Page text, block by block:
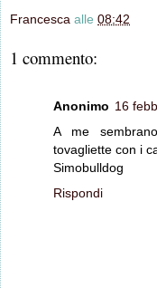
Francesca alle 08:42
1 commento:
Anonimo 16
A me
tovagliette con i
Simobulldog
Rispondi